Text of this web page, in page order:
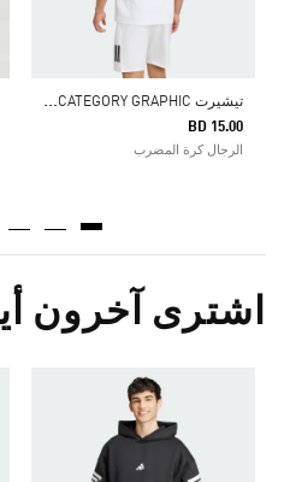
ت
يشيرت TENNIS CATEGORY GRAPHIC
BD 15.00
الرجال كرة المضرب
اشترى آخرون